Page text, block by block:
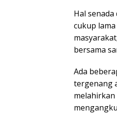
Hal
cukup
bersama
Ada
tergenang